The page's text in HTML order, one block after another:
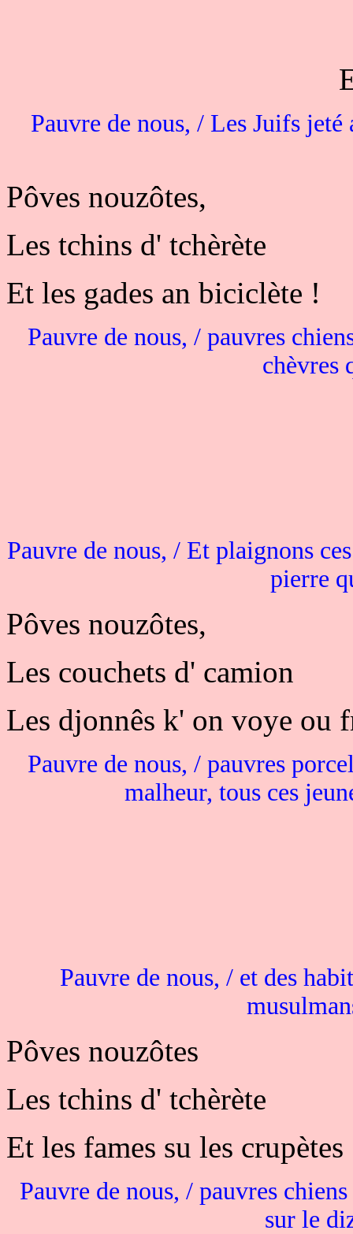
Pauvre de nous, / Les Juifs
Pôves nouzôtes,
Les tchins d' tchèrète
Et les gades an biciclète !
Pauvre de nous, / pauvres
chèvres
Pauvre de nous, / Et plaignons
pierre
Pôves nouzôtes,
Les couchets d' camion
Les djonnês k' on voye ou
Pauvre de nous, / pauvres
malheur, tous ces
Pauvre de nous, / et des
Pôves nouzôtes
Les tchins d' tchèrète
Et les fames su les crupètes
Pauvre de nous, / pauvres
sur le